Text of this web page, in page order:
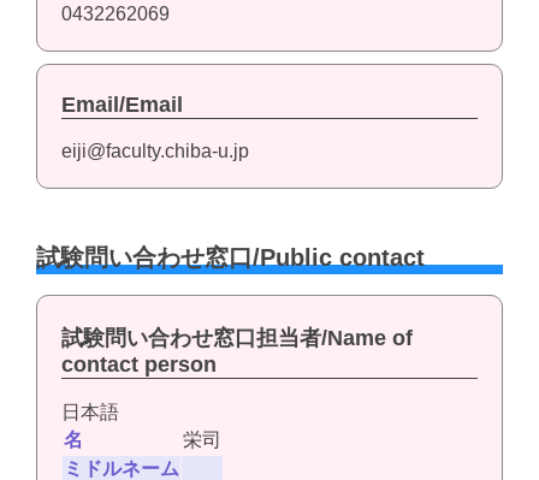
0432262069
Email/Email
eiji@faculty.chiba-u.jp
試験問い合わせ窓口/Public contact
試験問い合わせ窓口担当者/Name of
contact person
日本語
名
栄司
ミドルネーム